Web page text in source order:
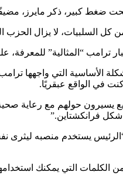
ضغط كبير، ذكر مايرز،
كل السلبيات، لا يزال الحزب
ترامب “المثالية” للمعرفة،
الأساسية التي واجهها
في الواقع عبقريًا.
شكل فرانكشتاين.”
“الرئيس يستخدم منصبه ليثرى
من الكلمات التي يمكنك